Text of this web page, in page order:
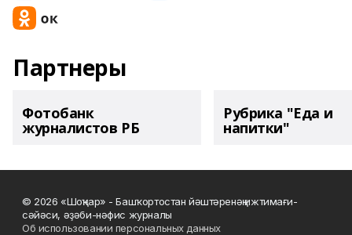
Партнеры
Фотобанк
журналистов РБ
Рубрика "Еда и
напитки"
© 2026 «Шоңҡар» - Башҡортостан йәштәренәң ижтимағи-
сәйәси, әҙәби-нәфис журналы
Об использовании персональных данных